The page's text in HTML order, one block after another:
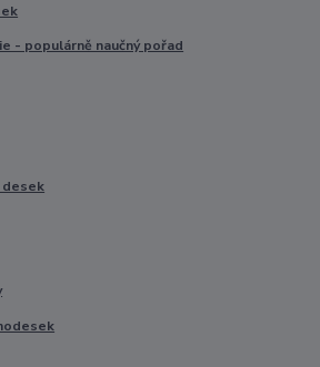
- populárně naučný pořad
desek